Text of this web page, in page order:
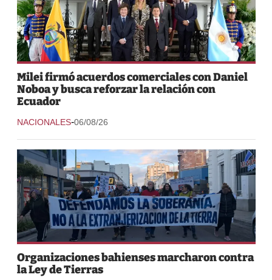
Milei firmó acuerdos comerciales con Daniel
Noboa y busca reforzar la relación con
Ecuador
NACIONALES-06/08/26
Organizaciones bahienses marcharon contra
la Ley de Tierras